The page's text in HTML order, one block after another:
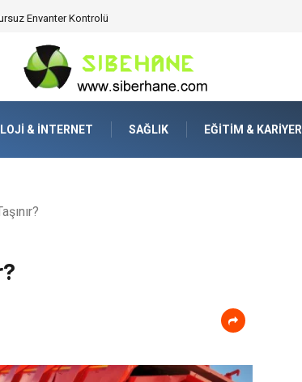
Alanı Tasarlayın
& İNTERNET SAĞLIK EĞITIM & KARIYER